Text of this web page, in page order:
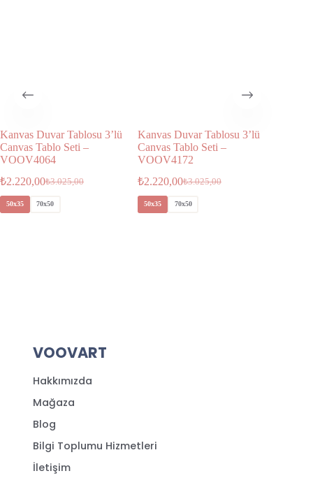
Kanvas Duvar Tablosu 3’lü
Canvas Tablo Seti –
VOOV4064
₺3.025,00
₺2.220,00
50x35 70x50
Kanvas Duvar Tablosu 3’lü
Canvas Tablo Seti –
VOOV4172
₺3.025,00
₺2.220,00
50x35 70x50
VOOVART
Hakkımızda
Mağaza
Blog
Bilgi Toplumu Hizmetleri
İletişim